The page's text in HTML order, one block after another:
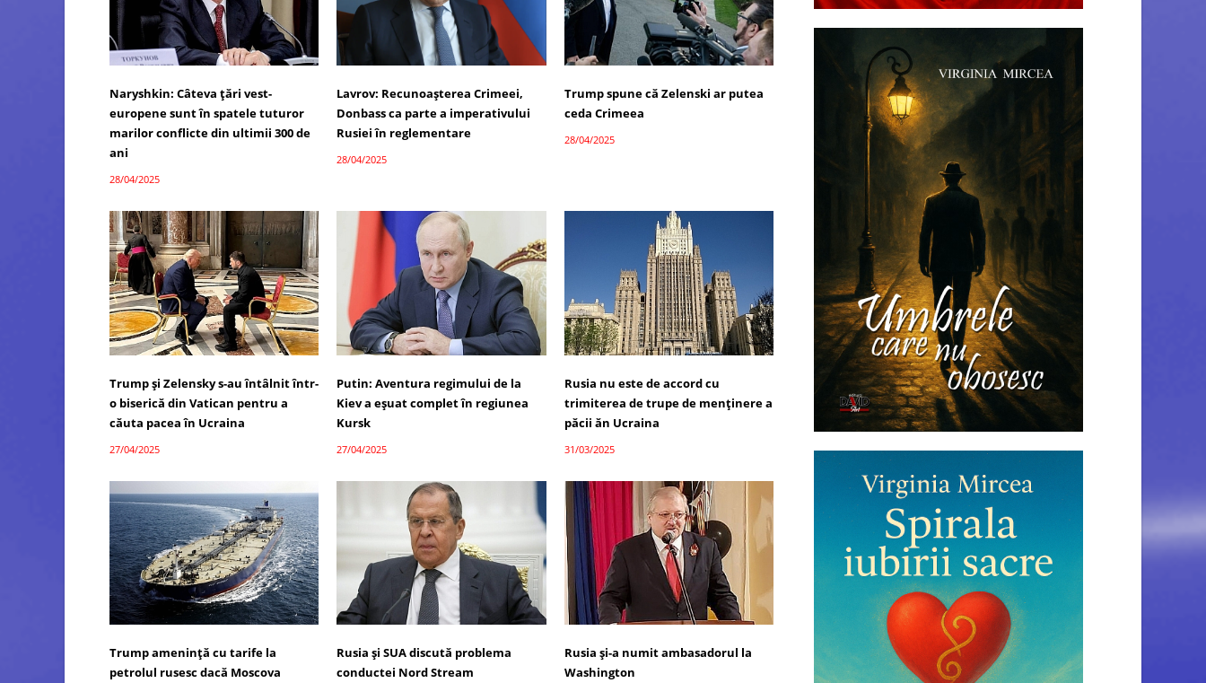
Naryshkin: Câteva țări vest-
europene sunt în spatele tuturor
marilor conflicte din ultimii 300 de
ani
28/04/2025
Lavrov: Recunoașterea Crimeei,
Donbass ca parte a imperativului
Rusiei în reglementare
28/04/2025
Trump spune că Zelenski ar putea
ceda Crimeea
28/04/2025
Trump și Zelensky s-au întâlnit într-
o biserică din Vatican pentru a
căuta pacea în Ucraina
27/04/2025
Putin: Aventura regimului de la
Kiev a eșuat complet în regiunea
Kursk
27/04/2025
Rusia nu este de accord cu
trimiterea de trupe de menținere a
păcii ăn Ucraina
31/03/2025
Trump amenință cu tarife la
petrolul rusesc dacă Moscova
Rusia și SUA discută problema
conductei Nord Stream
Rusia și-a numit ambasadorul la
Washington